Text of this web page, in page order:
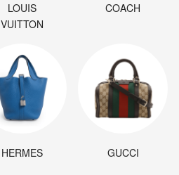
LOUIS
VUITTON
COACH
HERMES GUCCI